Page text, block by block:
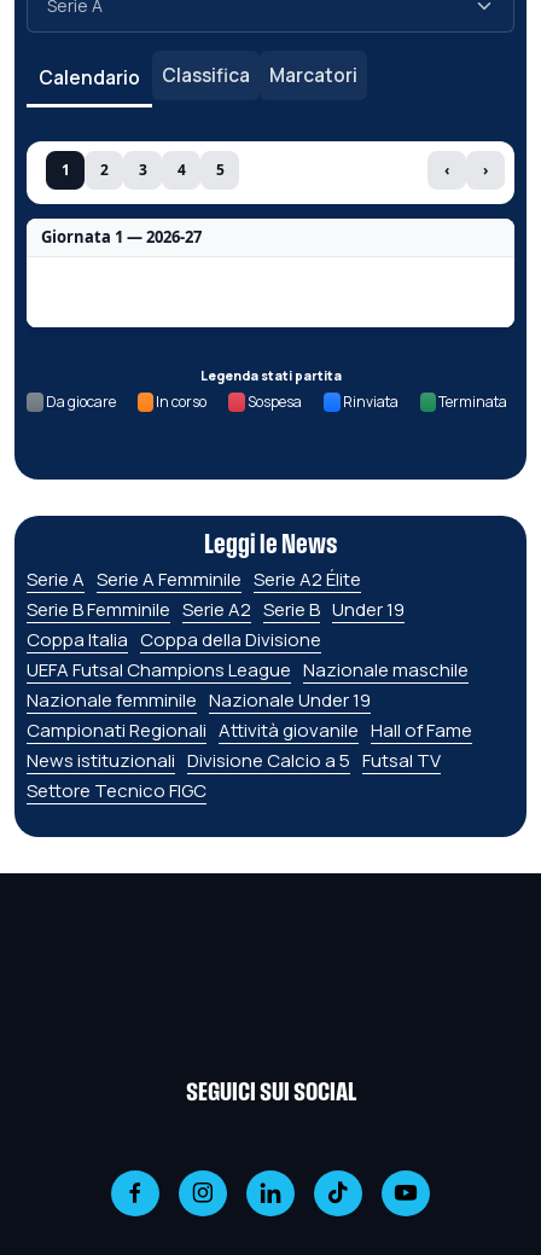
Calendario Classifica Marcatori
1 2 3 4 5 ‹ ›
Giornata 1 — 2026-27
Legenda stati partita
Da giocare In corso Sospesa Rinviata Terminata
Leggi le News
Serie A Serie A Femminile Serie A2 Élite
Serie B Femminile Serie A2 Serie B Under 19
Coppa Italia Coppa della Divisione
UEFA Futsal Champions League Nazionale maschile
Nazionale femminile Nazionale Under 19
Campionati Regionali Attività giovanile Hall of Fame
News istituzionali Divisione Calcio a 5 Futsal TV
Settore Tecnico FIGC
SEGUICI SUI SOCIAL